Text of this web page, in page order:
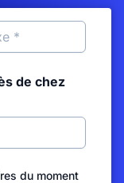
de chez
du moment